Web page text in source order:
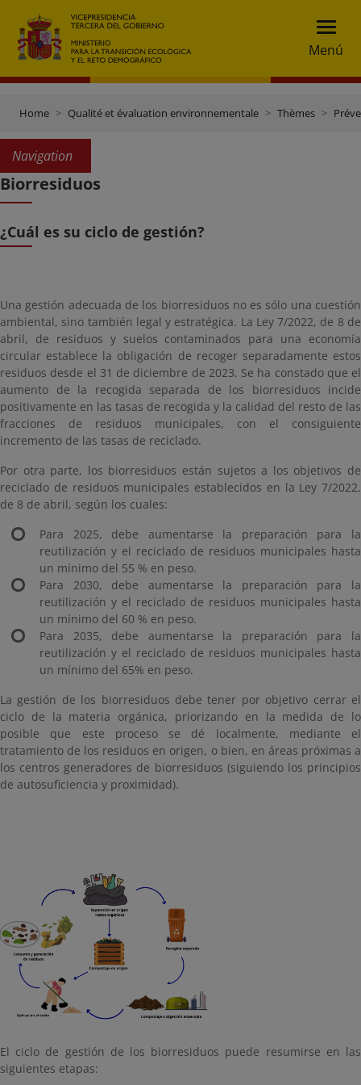
Menú
Home Qualité et évaluation environnementale Thèmes
Navigation
Biorresiduos
¿Cuál es su ciclo de gestión?
Una gestión adecuada de los biorresiduos no es sólo una cuestión
ambiental, sino también legal y estratégica. La Ley 7/2022, de 8 de
abril, de residuos y suelos contaminados para una economía
circular establece la obligación de recoger separadamente estos
residuos desde el 31 de diciembre de 2023. Se ha constado que el
aumento de la recogida separada de los biorresiduos incide
positivamente en las tasas de recogida y la calidad del resto de las
fracciones de residuos municipales, con el consiguiente
incremento de las tasas de reciclado.
Por otra parte, los biorresiduos están sujetos a los objetivos de
reciclado de residuos municipales establecidos en la Ley 7/2022,
de 8 de abril, según los cuales:
Para 2025, debe aumentarse la preparación para la
reutilización y el reciclado de residuos municipales hasta
un mínimo del 55 % en peso.
Para 2030, debe aumentarse la preparación para la
reutilización y el reciclado de residuos municipales hasta
un mínimo del 60 % en peso.
Para 2035, debe aumentarse la preparación para la
reutilización y el reciclado de residuos municipales hasta
un mínimo del 65% en peso.
La gestión de los biorresiduos debe tener por objetivo cerrar el
ciclo de la materia orgánica, priorizando en la medida de lo
posible que este proceso se dé localmente, mediante el
tratamiento de los residuos en origen, o bien, en áreas próximas a
los centros generadores de biorresiduos (siguiendo los principios
de autosuficiencia y proximidad).
El ciclo de gestión de los biorresiduos puede resumirse en las
siguientes etapas: